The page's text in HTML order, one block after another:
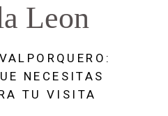
Leon
NECESITAS
TU VISITA